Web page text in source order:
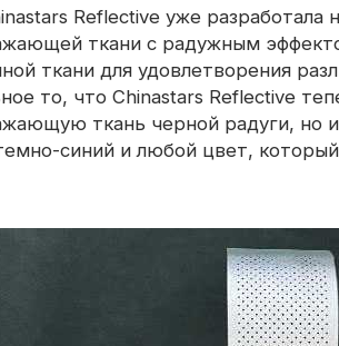
Reflective уже разработала
ткани с радужным
ткани для удовлетворения
то, что Chinastars Reflective
ткань черной радуги, но
синий и любой цвет,